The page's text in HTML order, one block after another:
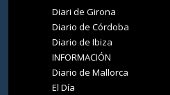
Diari de Girona
Diario de Córdoba
Diario de Ibiza
INFORMACIÓN
Diario de Mallorca
El Día